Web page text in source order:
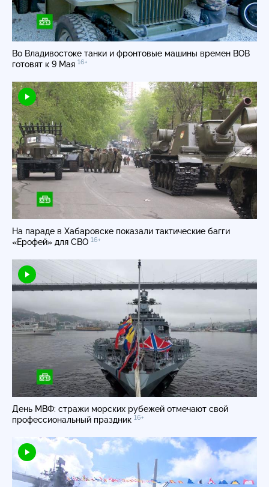
Во Владивостоке танки и фронтовые машины времен ВОВ
готовят к 9 Мая 16+
На параде в Хабаровске показали тактические багги
«Ерофей» для СВО 16+
День МВФ: стражи морских рубежей отмечают свой
профессиональный праздник 16+